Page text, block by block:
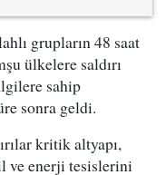
grupların 48 saat
ülkelere saldırı
sahip
sonra geldi.
kritik altyapı,
ve enerji tesislerini